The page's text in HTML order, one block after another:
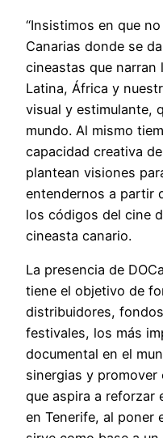
“Insistimos en que
Canarias donde se
cineastas que narran
Latina, África y
visual y estimulante,
mundo. Al mismo
capacidad creativa
plantean visiones
entendernos a partir
los códigos del cine
cineasta canario.
La presencia de
tiene el objetivo de
distribuidores,
festivales, los más
documental en el
sinergias y promover
que aspira a reforzar
en Tenerife, al poner